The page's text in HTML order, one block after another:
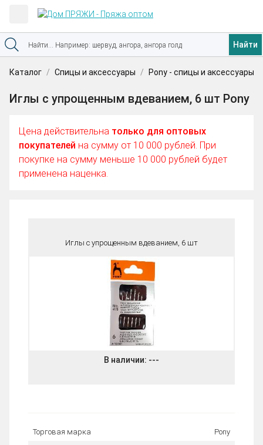
Найти
Каталог Спицы и аксессуары Pony - спицы и аксессуары
Иглы с упрощенным вдеванием, 6 шт Pony
Цена действительна только для оптовых
покупателей на сумму от 10 000 рублей. При
покупке на сумму меньше 10 000 рублей будет
применена наценка.
Иглы с упрощенным вдеванием, 6 шт
В наличии: ---
Торговая марка Pony